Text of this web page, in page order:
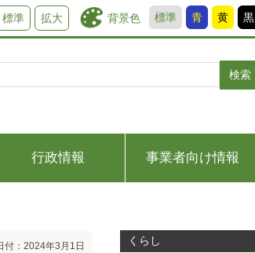
背景色 標準 青 黄 黒
標準 拡大
検索
行政情報 事業者向け情報
付：2024年3月1日 くらし